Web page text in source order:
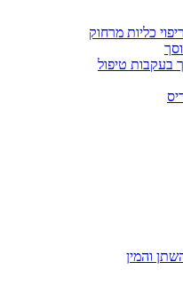
כליות מרחוק
בעקבות טיפול
והמין